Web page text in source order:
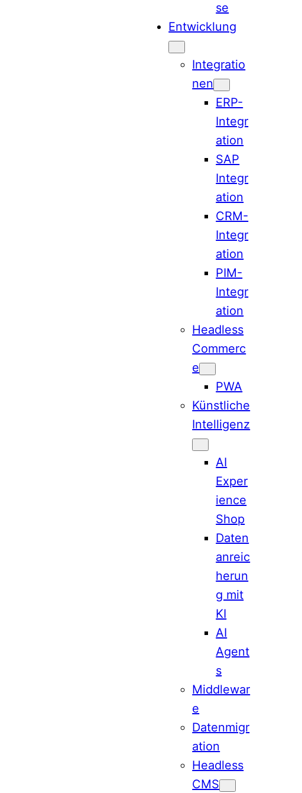
se
Entwicklung
Integratio
nen
ERP-
Integr
ation
SAP
Integr
ation
CRM-
Integr
ation
PIM-
Integr
ation
Headless
Commerc
e
PWA
Künstliche
Intelligenz
AI
Exper
ience
Shop
Daten
anreic
herun
g mit
KI
AI
Agent
s
Middlewar
e
Datenmigr
ation
Headless
CMS